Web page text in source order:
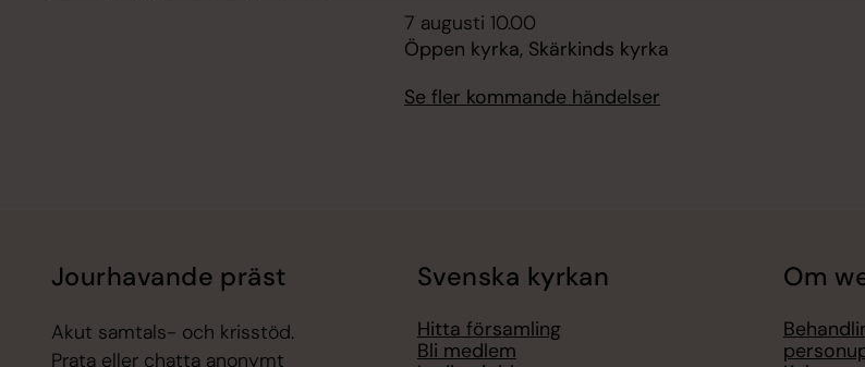
7 augusti 10.00
Öppen kyrka, Skärkinds kyrka
Se fler kommande händelser
Jourhavande präst
Akut samtals- och krisstöd.
Prata eller chatta anonymt
Svenska kyrkan
Hitta församling
Bli medlem
Om